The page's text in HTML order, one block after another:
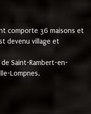
comporte 36 maisons et
devenu village et
Saint-Rambert-en-
Lompnes.